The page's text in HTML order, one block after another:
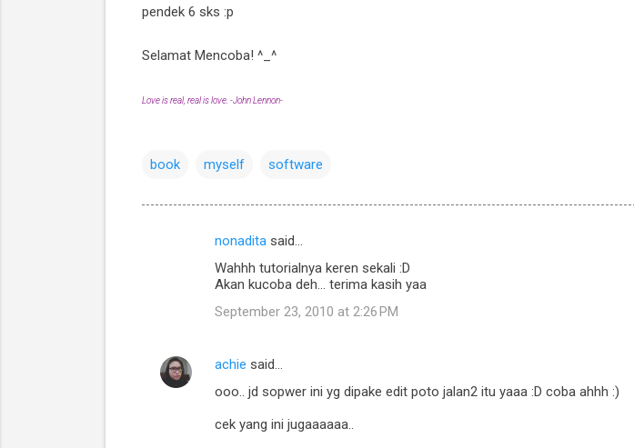
pendek 6 sks :p
Selamat Mencoba! ^_^
Love is real, real is love. -John Lennon-
book myself software
n
nonaditasaid…
Wahhh tutorialnya keren sekali :D
Akan kucoba deh... terima kasih yaa
September 23, 2010 at 2:26 PM
achie said…
ooo.. jd sopwer ini yg dipake edit poto jalan2 itu yaaa :D coba ahhh :)
cek yang ini jugaaaaaa..